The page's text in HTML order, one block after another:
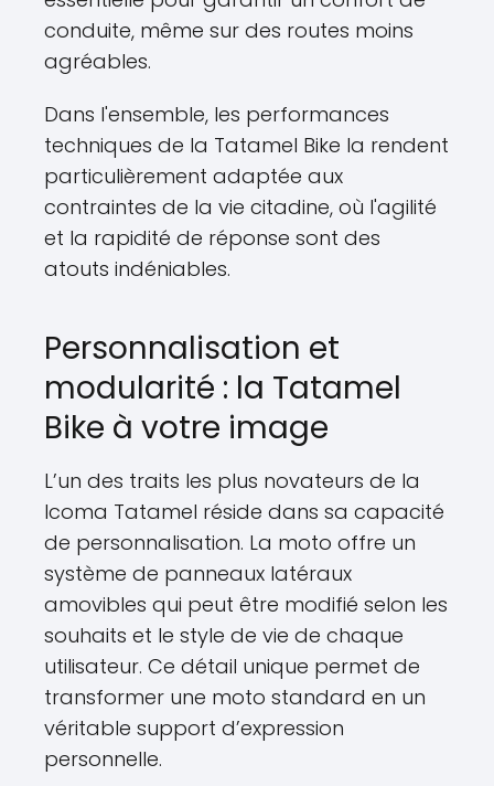
conduite, même sur des routes moins
agréables.
Dans l'ensemble, les performances
techniques de la Tatamel Bike la rendent
particulièrement adaptée aux
contraintes de la vie citadine, où l'agilité
et la rapidité de réponse sont des
atouts indéniables.
Personnalisation et
modularité : la Tatamel
Bike à votre image
L’un des traits les plus novateurs de la
Icoma Tatamel réside dans sa capacité
de personnalisation. La moto offre un
système de panneaux latéraux
amovibles qui peut être modifié selon les
souhaits et le style de vie de chaque
utilisateur. Ce détail unique permet de
transformer une moto standard en un
véritable support d’expression
personnelle.